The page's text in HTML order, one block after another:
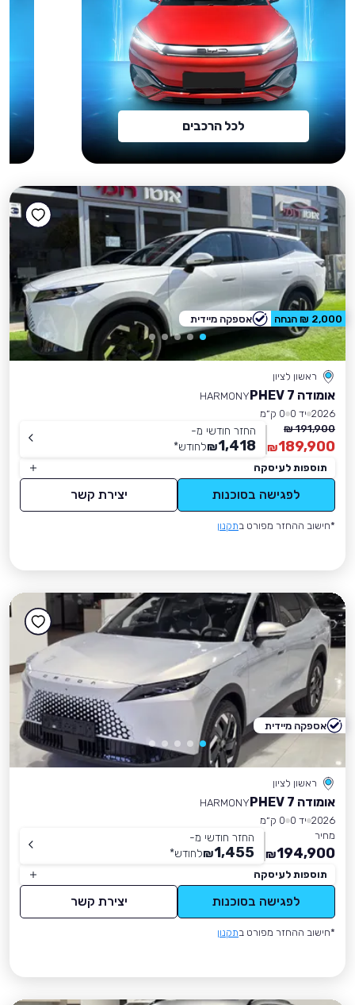
לכל הרכבים
ראשון לציון
אומודה 7 PHEV
HARMONY
2026 יד 0
0 ק״מ
191,900 ₪
189,900
₪
החזר חודשי מ-
1,418
₪לחודש*
תוספות לעיסקה
לפגישה בסוכנות יצירת קשר
*חישוב ההחזר מפורט בתקנון
2,000 ₪ הנחה אספקה מיידית
ראשון לציון
אומודה 7 PHEV
HARMONY
2026 יד 0
0 ק״מ
מחיר
194,900
₪
החזר חודשי מ-
1,455
₪לחודש*
תוספות לעיסקה
לפגישה בסוכנות יצירת קשר
*חישוב ההחזר מפורט בתקנון
אספקה מיידית